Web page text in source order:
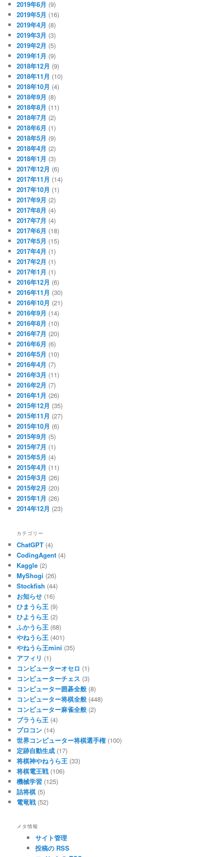
2019年6月 (9)
2019年5月 (16)
2019年4月 (8)
2019年3月 (3)
2019年2月 (5)
2019年1月 (9)
2018年12月 (9)
2018年11月 (10)
2018年10月 (4)
2018年9月 (8)
2018年8月 (11)
2018年7月 (2)
2018年6月 (1)
2018年5月 (9)
2018年4月 (2)
2018年1月 (3)
2017年12月 (6)
2017年11月 (14)
2017年10月 (1)
2017年9月 (2)
2017年8月 (4)
2017年7月 (4)
2017年6月 (18)
2017年5月 (15)
2017年4月 (1)
2017年2月 (1)
2017年1月 (1)
2016年12月 (6)
2016年11月 (30)
2016年10月 (21)
2016年9月 (14)
2016年8月 (10)
2016年7月 (20)
2016年6月 (6)
2016年5月 (10)
2016年4月 (7)
2016年3月 (11)
2016年2月 (7)
2016年1月 (26)
2015年12月 (35)
2015年11月 (27)
2015年10月 (6)
2015年9月 (5)
2015年7月 (1)
2015年5月 (4)
2015年4月 (11)
2015年3月 (26)
2015年2月 (20)
2015年1月 (26)
2014年12月 (23)
カテゴリー
ChatGPT (4)
CodingAgent (4)
Kaggle (2)
MyShogi (26)
Stockfish (44)
お知らせ (16)
ひまうら王 (9)
ひようら王 (2)
ふかうら王 (68)
やねうら王 (401)
やねうら王mini (35)
アフィリ (1)
コンピューターオセロ (1)
コンピューターチェス (3)
コンピューター囲碁全般 (8)
コンピューター将棋全般 (448)
コンピューター麻雀全般 (2)
ブラうら王 (4)
プロコン (14)
世界コンピューター将棋選手権(100)
定跡自動生成 (17)
将棋神やねうら王 (33)
将棋電王戦 (106)
機械学習 (125)
詰将棋 (5)
電竜戦 (52)
メタ情報
サイト管理
投稿の RSS